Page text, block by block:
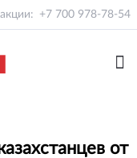
+7 700 978-78-54
от